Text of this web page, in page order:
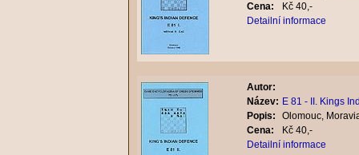
Cena:
Kč 40,-
Detailní informace
Autor:
Název: E 81 - II. Kings
Popis:
Olomouc,
Cena:
Kč 40,-
Detailní informace